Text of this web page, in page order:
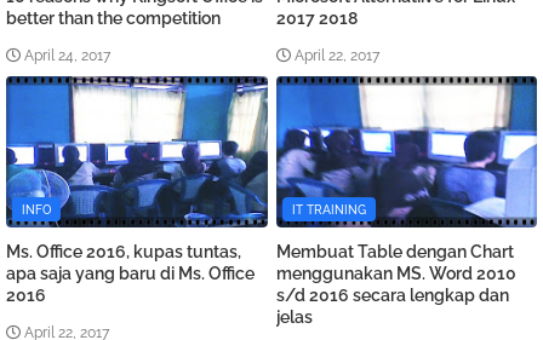
better than the competition
April 24, 2017
2017 2018
April 22, 2017
INFO
Ms. Office 2016, kupas tuntas,
apa saja yang baru di Ms. Office
2016
April 22, 2017
IT TRAINING
Membuat Table dengan Chart
menggunakan MS. Word 2010
s/d 2016 secara lengkap dan
jelas